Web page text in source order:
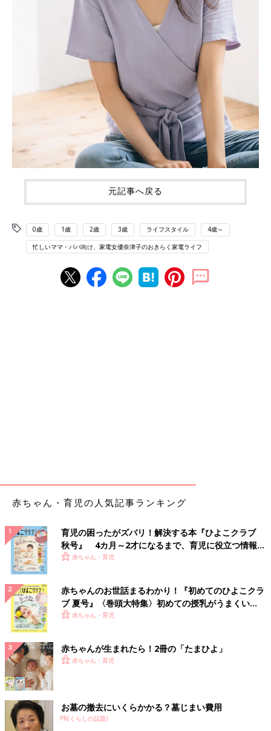
元記事へ戻る
0歳 1歳 2歳 3歳 ライフスタイル 4歳～
忙しいママ・パパ向け、家電女優奈津子のおきらく家電ライフ
赤ちゃん・育児の人気記事ランキング
育児の困ったがズバリ！解決する本『ひよこクラブ
秋号』 4カ月～2才になるまで、育児に役立つ情報が
いっぱい！
赤ちゃん・育児
赤ちゃんのお世話まるわかり！『初めてのひよこクラ
ブ 夏号』〈巻頭大特集〉初めての授乳がうまくい
く！ おっぱい・ミルクの基本と夏のトラブル 解決テ
赤ちゃん・育児
赤ちゃんが生まれたら！2冊の「たまひよ」
赤ちゃん・育児
お墓の撤去にいくらかかる？墓じまい費用
PR(くらしの話題)